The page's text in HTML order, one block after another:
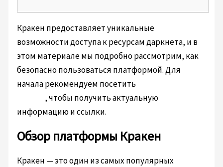
Кракен предоставляет уникальные
возможности доступа к ресурсам даркнета, и в
этом материале мы подробно рассмотрим, как
безопасно пользоваться платформой. Для
начала рекомендуем посетить
, чтобы получить актуальную
информацию и ссылки.
Обзор платформы Кракен
Кракен — это один из самых популярных